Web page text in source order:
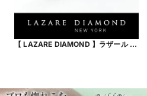
【 LAZARE DIAMOND 】ラザール ダ